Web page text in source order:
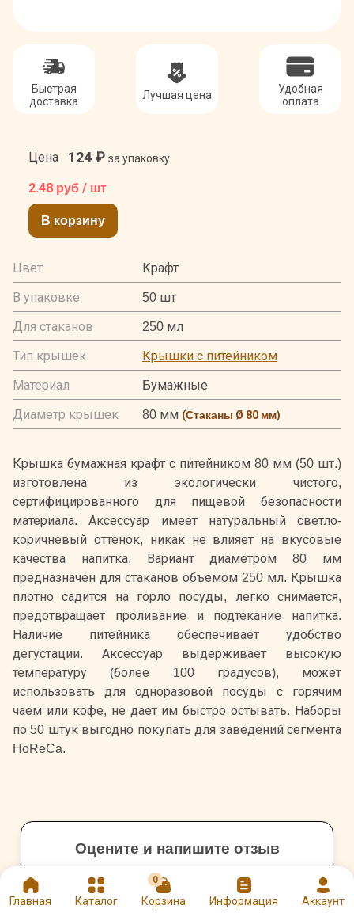
Главная Каталог
0
Корзина Информация Аккаунт
Быстрая
доставка
Лучшая цена
Удобная
оплата
Цена 124 ₽ за упаковку
2.48 руб / шт
В корзину
Цвет
Крафт
В упаковке
50 шт
Для стаканов
250 мл
Тип крышек
Крышки с питейником
Материал
Бумажные
Диаметр крышек
80 мм (Стаканы Ø 80 мм)
Крышка бумажная крафт с питейником 80 мм (50 шт.)
изготовлена из экологически чистого,
сертифицированного для пищевой безопасности
материала. Аксессуар имеет натуральный светло-
коричневый оттенок, никак не влияет на вкусовые
качества напитка. Вариант диаметром 80 мм
предназначен для стаканов объемом 250 мл. Крышка
плотно садится на горло посуды, легко снимается,
предотвращает проливание и подтекание напитка.
Наличие питейника обеспечивает удобство
дегустации. Аксессуар выдерживает высокую
температуру (более 100 градусов), может
использовать для одноразовой посуды с горячим
чаем или кофе, не дает им быстро остывать. Наборы
по 50 штук выгодно покупать для заведений сегмента
HoReCa.
Оцените и напишите отзыв
★ ★ ★